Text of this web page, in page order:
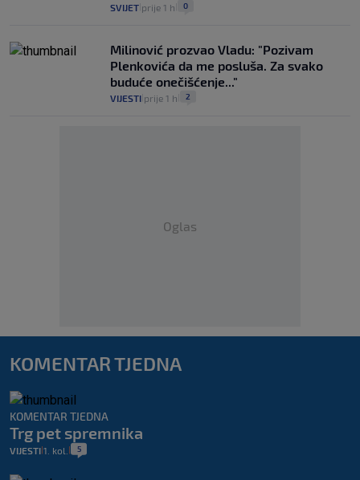
SVIJET prije 1 h 0
Milinović prozvao Vladu: "Pozivam
Plenkovića da me posluša. Za svako
buduće onečišćenje..."
VIJESTI prije 1 h 2
Oglas
KOMENTAR TJEDNA
KOMENTAR TJEDNA
Trg pet spremnika
VIJESTI 1. kol. 5